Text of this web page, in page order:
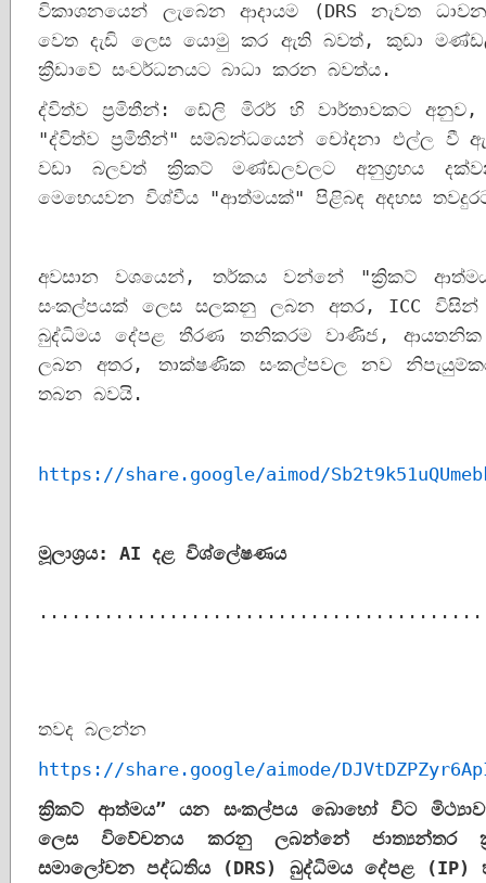
විකාශනයෙන් ලැබෙන ආදායම (DRS නැවත
වෙත දැඩි ලෙස යොමු කර ඇති බවත්, කුඩා මණ්ඩල
ක්‍රීඩාවේ සංවර්ධනයට බාධා කරන බවත්ය.
ද්විත්ව ප්‍රමිතීන්: ඩේලි මිරර් හි වාර්තාවකට
"ද්විත්ව ප්‍රමිතීන්" සම්බන්ධයෙන් චෝදනා එල්ල වී
වඩා බලවත් ක්‍රිකට් මණ්ඩලවලට අනුග්‍රහය
මෙහෙයවන විශ්වීය "ආත්මයක්" පිළිබඳ අදහස
අවසාන වශයෙන්, තර්කය වන්නේ "ක්‍රිකට්
සංකල්පයක් ලෙස සලකනු ලබන අතර, ICC
බුද්ධිමය දේපළ තීරණ තනිකරම වාණිජ, ආයතනික
ලබන අතර, තාක්ෂණික සංකල්පවල නව
තබන බවයි.
https://share.google/aimod/
මූලාශ්‍රය: AI දළ විශ්ලේෂණය
තවද බලන්න
https://share.google/aimode/
ක්‍රිකට් ආත්මය” යන සංකල්පය බොහෝ විට
ලෙස විවේචනය කරනු ලබන්නේ ජාත්‍යන්තර
සමාලෝචන පද්ධතිය (DRS) බුද්ධිමය දේපළ (IP)